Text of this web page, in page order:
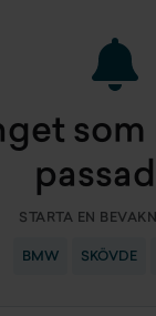
STARTA EN
BMW SKÖVDE